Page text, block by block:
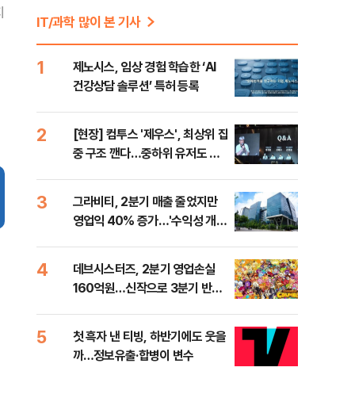
IT/과학 많이 본 기사
1
제노시스, 임상 경험 학습한 ‘AI
건강상담 솔루션’ 특허 등록
2
[현장] 컴투스 '제우스', 최상위 집
중 구조 깬다…중하위 유저도 품
3
그라비티, 2분기 매출 줄었지만
영업익 40% 증가…'수익성 개
4
데브시스터즈, 2분기 영업손실
160억원…신작으로 3분기 반등
5
첫 흑자 낸 티빙, 하반기에도 웃을
까…정보유출·합병이 변수